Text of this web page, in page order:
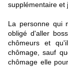
supplémentaire et
La personne qui
obligé d'aller
chômeurs et
chômage, sauf
chômage elle